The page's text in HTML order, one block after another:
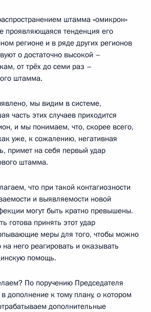
штамма «омикрон»
проявляющаяся тенденция его
регионе и в ряде других регионов
о достаточно высокой –
от трёх до семи раз –
штамма.
мы видим в системе,
часть этих случаев приходится
и мы понимаем, что, скорее всего,
уже, к сожалению, негативная
примет на себя первый удар
штамма.
что при такой контагиозности
и выявляемости новой
могут быть кратно превышены.
готова принять этот удар
меры для того, чтобы можно
него реагировать и оказывать
помощь.
По поручению Председателя
дополнение к тому плану, о котором
дополнительные